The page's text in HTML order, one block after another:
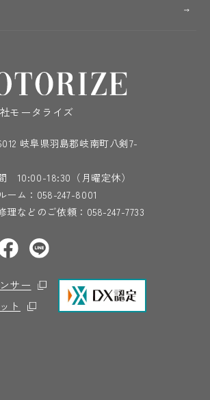
モータライズ
岐阜県羽島郡岐南町八剣7-
10:00-18:30（月曜定休）
ーム： 058-247-8001
理などのご依頼： 058-247-7733
サー
ト